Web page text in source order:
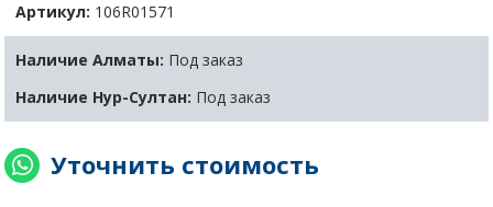
Артикул: 106R01571
Наличие Алматы: Под заказ
Наличие Нур-Султан: Под заказ
Уточнить стоимость